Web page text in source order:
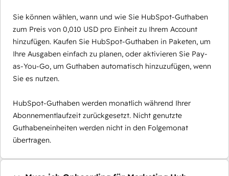
Sie können wählen, wann und wie Sie HubSpot-Guthaben
zum Preis von 0,010 USD pro Einheit zu Ihrem Account
hinzufügen. Kaufen Sie HubSpot-Guthaben in Paketen, um
Ihre Ausgaben einfach zu planen, oder aktivieren Sie Pay-
as-You-Go, um Guthaben automatisch hinzuzufügen, wenn
Sie es nutzen.
HubSpot-Guthaben werden monatlich während Ihrer
Abonnementlaufzeit zurückgesetzt. Nicht genutzte
Guthabeneinheiten werden nicht in den Folgemonat
übertragen.